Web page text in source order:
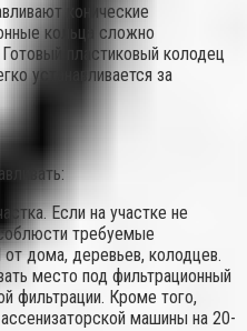
конические
кольца сложно
пластиковый колодец
устанавливается за
Если на участке не
требуемые
дома, деревьев, колодцев.
место под фильтрационный
фильтрации. Кроме того,
машины на 20-